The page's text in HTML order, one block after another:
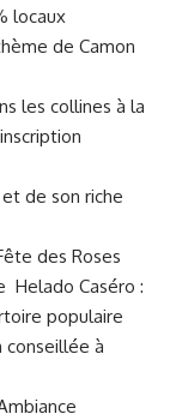
locaux
de Camon
les collines à la
de son riche
des Roses
Helado Caséro :
populaire
conseillée à